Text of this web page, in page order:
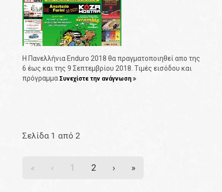
Η Πανελλήνια Enduro 2018 θα πραγματοποιηθεί απο της
6 έως και της 9 Σεπτεμβρίου 2018. Τιμές εισόδου και
πρόγραμμα Συνεχίστε την ανάγνωση
Σελίδα 1 από 2
« ‹ 1 2 › »